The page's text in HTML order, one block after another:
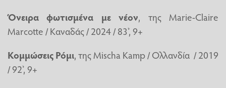
Όνειρα φωτισμένα με νέον, της Marie-Claire
Marcotte / Καναδάς / 2024 / 83’, 9+
Κομμώσεις Ρόμι, της Mischa Kamp / Ολλανδία / 2019
/ 92’, 9+